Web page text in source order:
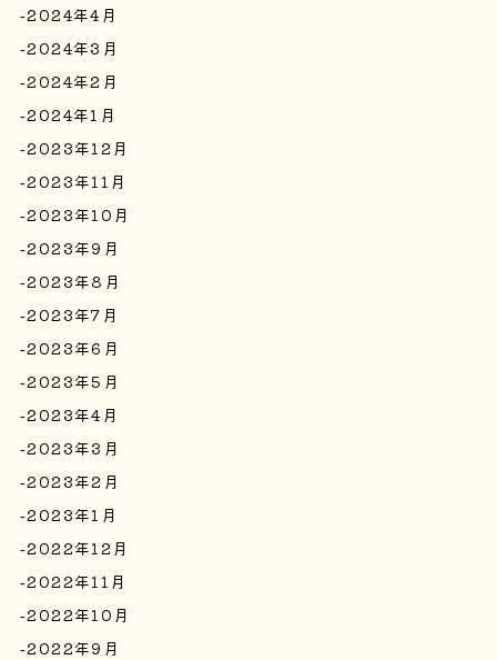
2024年4月
2024年3月
2024年2月
2024年1月
2023年12月
2023年11月
2023年10月
2023年9月
2023年8月
2023年7月
2023年6月
2023年5月
2023年4月
2023年3月
2023年2月
2023年1月
2022年12月
2022年11月
2022年10月
2022年9月